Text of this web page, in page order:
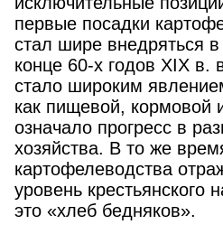
первые посадки
стал шире внедряться в
конце 60-х годов XIX
стало широким
как пищевой, кормовой
означало прогресс в
хозяйства. В то же
картофелеводства
уровень крестьянского
это «хлеб бедняков».